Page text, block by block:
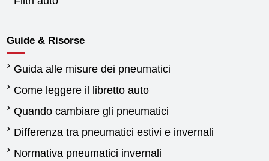
Guide & Risorse
Guida alle misure dei pneumatici
Come leggere il libretto auto
Quando cambiare gli pneumatici
Differenza tra pneumatici estivi e invernali
Normativa pneumatici invernali